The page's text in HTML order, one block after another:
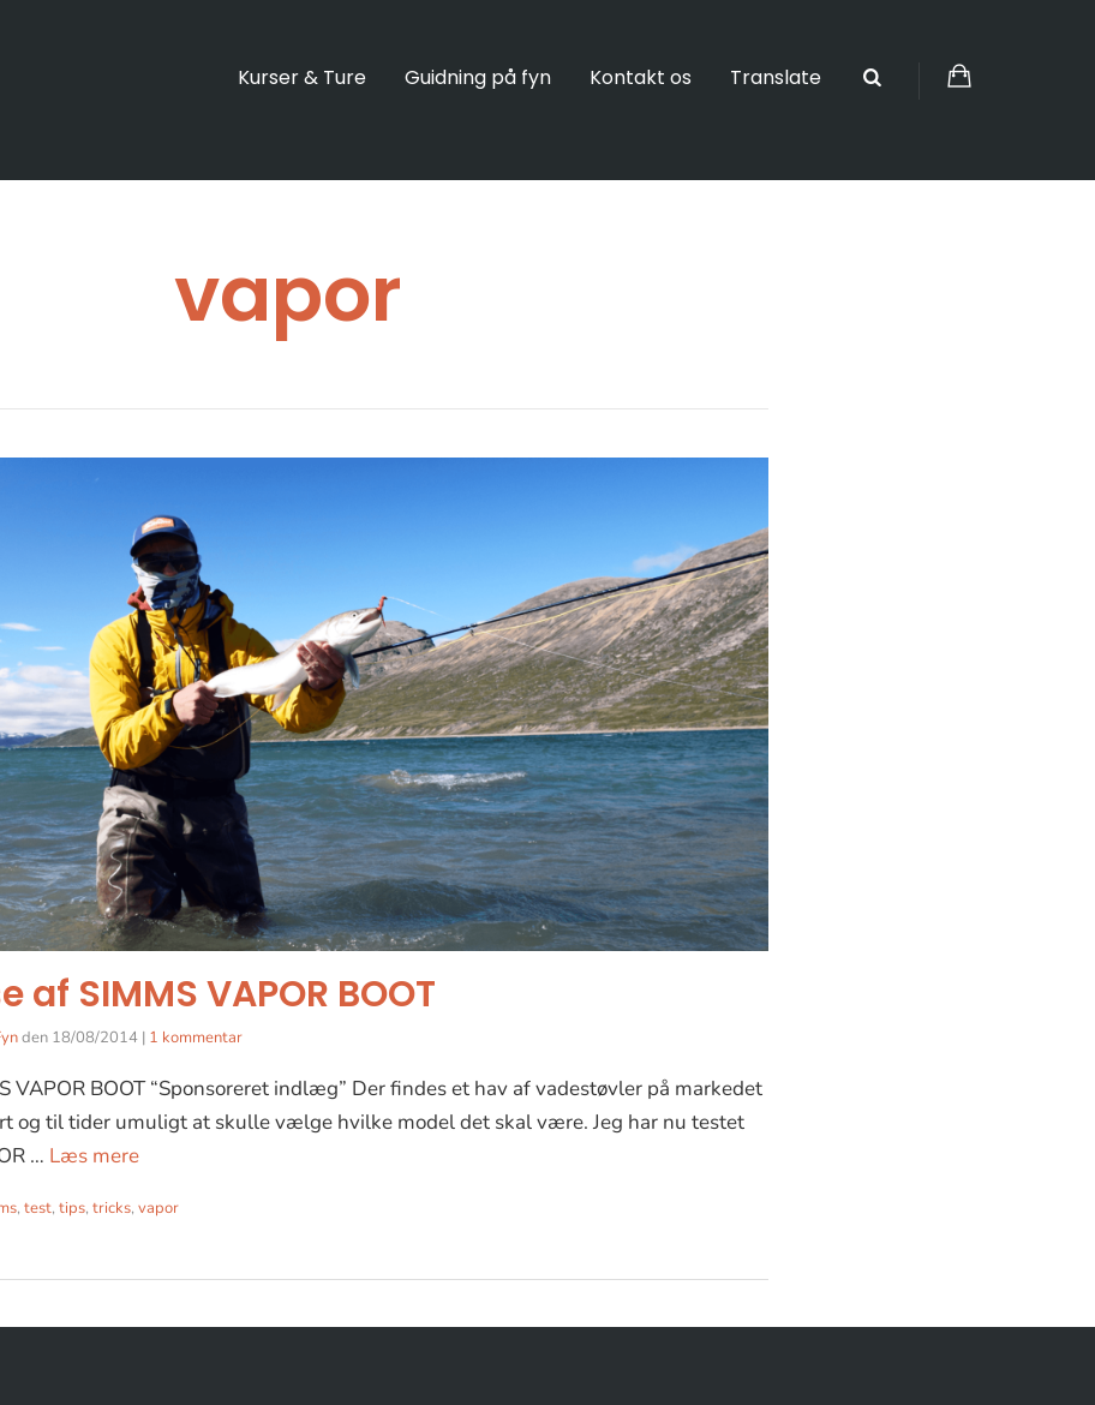
Kurser & Ture Guidning på fyn Kontakt os Translate
vapor
af SIMMS VAPOR BOOT
den 18/08/2014 | 1 kommentar
VAPOR BOOT “Sponsoreret indlæg” Der findes et hav af vadestøvler på markedet
og til tider umuligt at skulle vælge hvilke model det skal være. Jeg har nu testet
… Læs mere
, test, tips, tricks, vapor